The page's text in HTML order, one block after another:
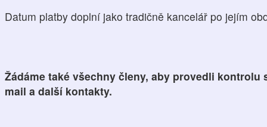
Datum platby doplní jako tradičně kancelář po jejím
Žádáme také všechny členy, aby provedli kontrolu
mail a další kontakty.